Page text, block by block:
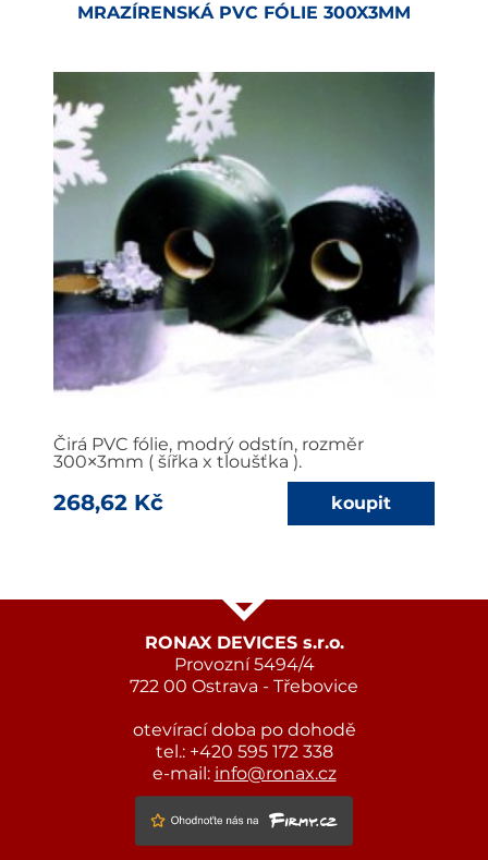
MRAZÍRENSKÁ PVC FÓLIE 300X3MM
Čirá PVC fólie, modrý odstín, rozměr
300×3mm ( šířka x tloušťka ).
268,62 Kč
RONAX DEVICES s.r.o.
Provozní 5494/4
722 00 Ostrava - Třebovice
otevírací doba po dohodě
tel.: +420 595 172 338
e-mail: info@ronax.cz